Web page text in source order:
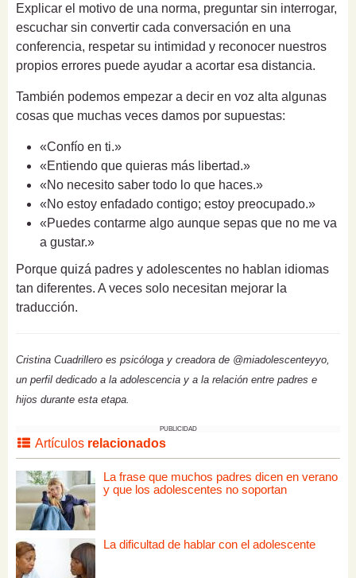
Explicar el motivo de una norma, preguntar sin interrogar,
escuchar sin convertir cada conversación en una
conferencia, respetar su intimidad y reconocer nuestros
propios errores puede ayudar a acortar esa distancia.
También podemos empezar a decir en voz alta algunas
cosas que muchas veces damos por supuestas:
«Confío en ti.»
«Entiendo que quieras más libertad.»
«No necesito saber todo lo que haces.»
«No estoy enfadado contigo; estoy preocupado.»
«Puedes contarme algo aunque sepas que no me va
a gustar.»
Porque quizá padres y adolescentes no hablan idiomas
tan diferentes. A veces solo necesitan mejorar la
traducción.
Cristina Cuadrillero es psicóloga y creadora de @miadolescenteyyo,
un perfil dedicado a la adolescencia y a la relación entre padres e
hijos durante esta etapa.
PUBLICIDAD
Artículos relacionados
La frase que muchos padres dicen en verano
y que los adolescentes no soportan
La dificultad de hablar con el adolescente